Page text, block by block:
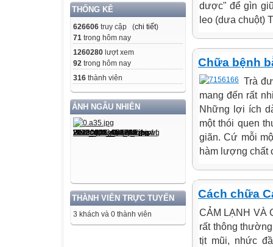
THỐNG KÊ
626606 truy cập (chi tiết)
71 trong hôm nay
1260280 lượt xem
92 trong hôm nay
316 thành viên
ẢNH NGẪU NHIÊN
THÀNH VIÊN TRỰC TUYẾN
3 khách và 0 thành viên
dược" để gìn
leo (dưa chuột)
Chữa bệnh
Trà
mang đến rất
Những lợi ích
một thói quen
giãn. Cứ mỗi
hàm lượng chất
Cách chữa
CẢM LẠNH VÀ
rất thông
tịt mũi, nhức